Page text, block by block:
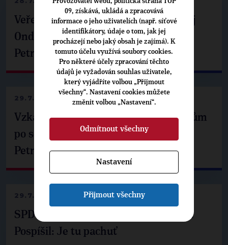
Veřejné finance, euro i školství. Matěj
Ondřej Havel jednal s prezidentem
Petrem Pavlem
29.7.2026
Vzkaz Matěje Ondřeje Havla příznivcům
po setkání s prezidentem republiky
Petrem Pavlem
29.7.2026
SPD už není ve zprávě o extremismu.
Pospíšil: Je tu pachuť
09, získává, ukládá a zpracovává
informace o jeho uživatelích (např. síťové
identifikátory, údaje o tom, jak jej
procházejí nebo jaký obsah je zajímá). K
tomuto účelu využívá soubory cookies.
Pro některé účely zpracování těchto
údajů je vyžadován souhlas uživatele,
který vyjádříte volbou „Přijmout
všechny“. Nastavení cookies můžete
změnit volbou „Nastavení“.
Odmítnout všechny
Nastavení
Přijmout všechny